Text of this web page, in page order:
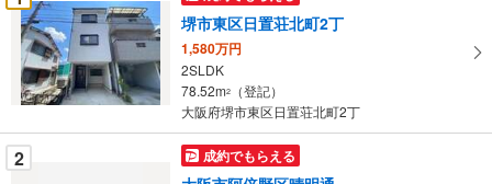
け
取
る
・
条
件
を
堺市東区日置荘北町2丁
1,580万円
2SLDK
78.52m2
（登記）
大阪府堺市東区日置荘北町2丁
2 成約でもらえる